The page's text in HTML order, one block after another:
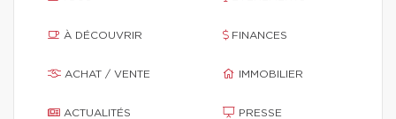
À DÉCOUVRIR
ACHAT / VENTE
ACTUALITÉS
FINANCES
IMMOBILIER
PRESSE